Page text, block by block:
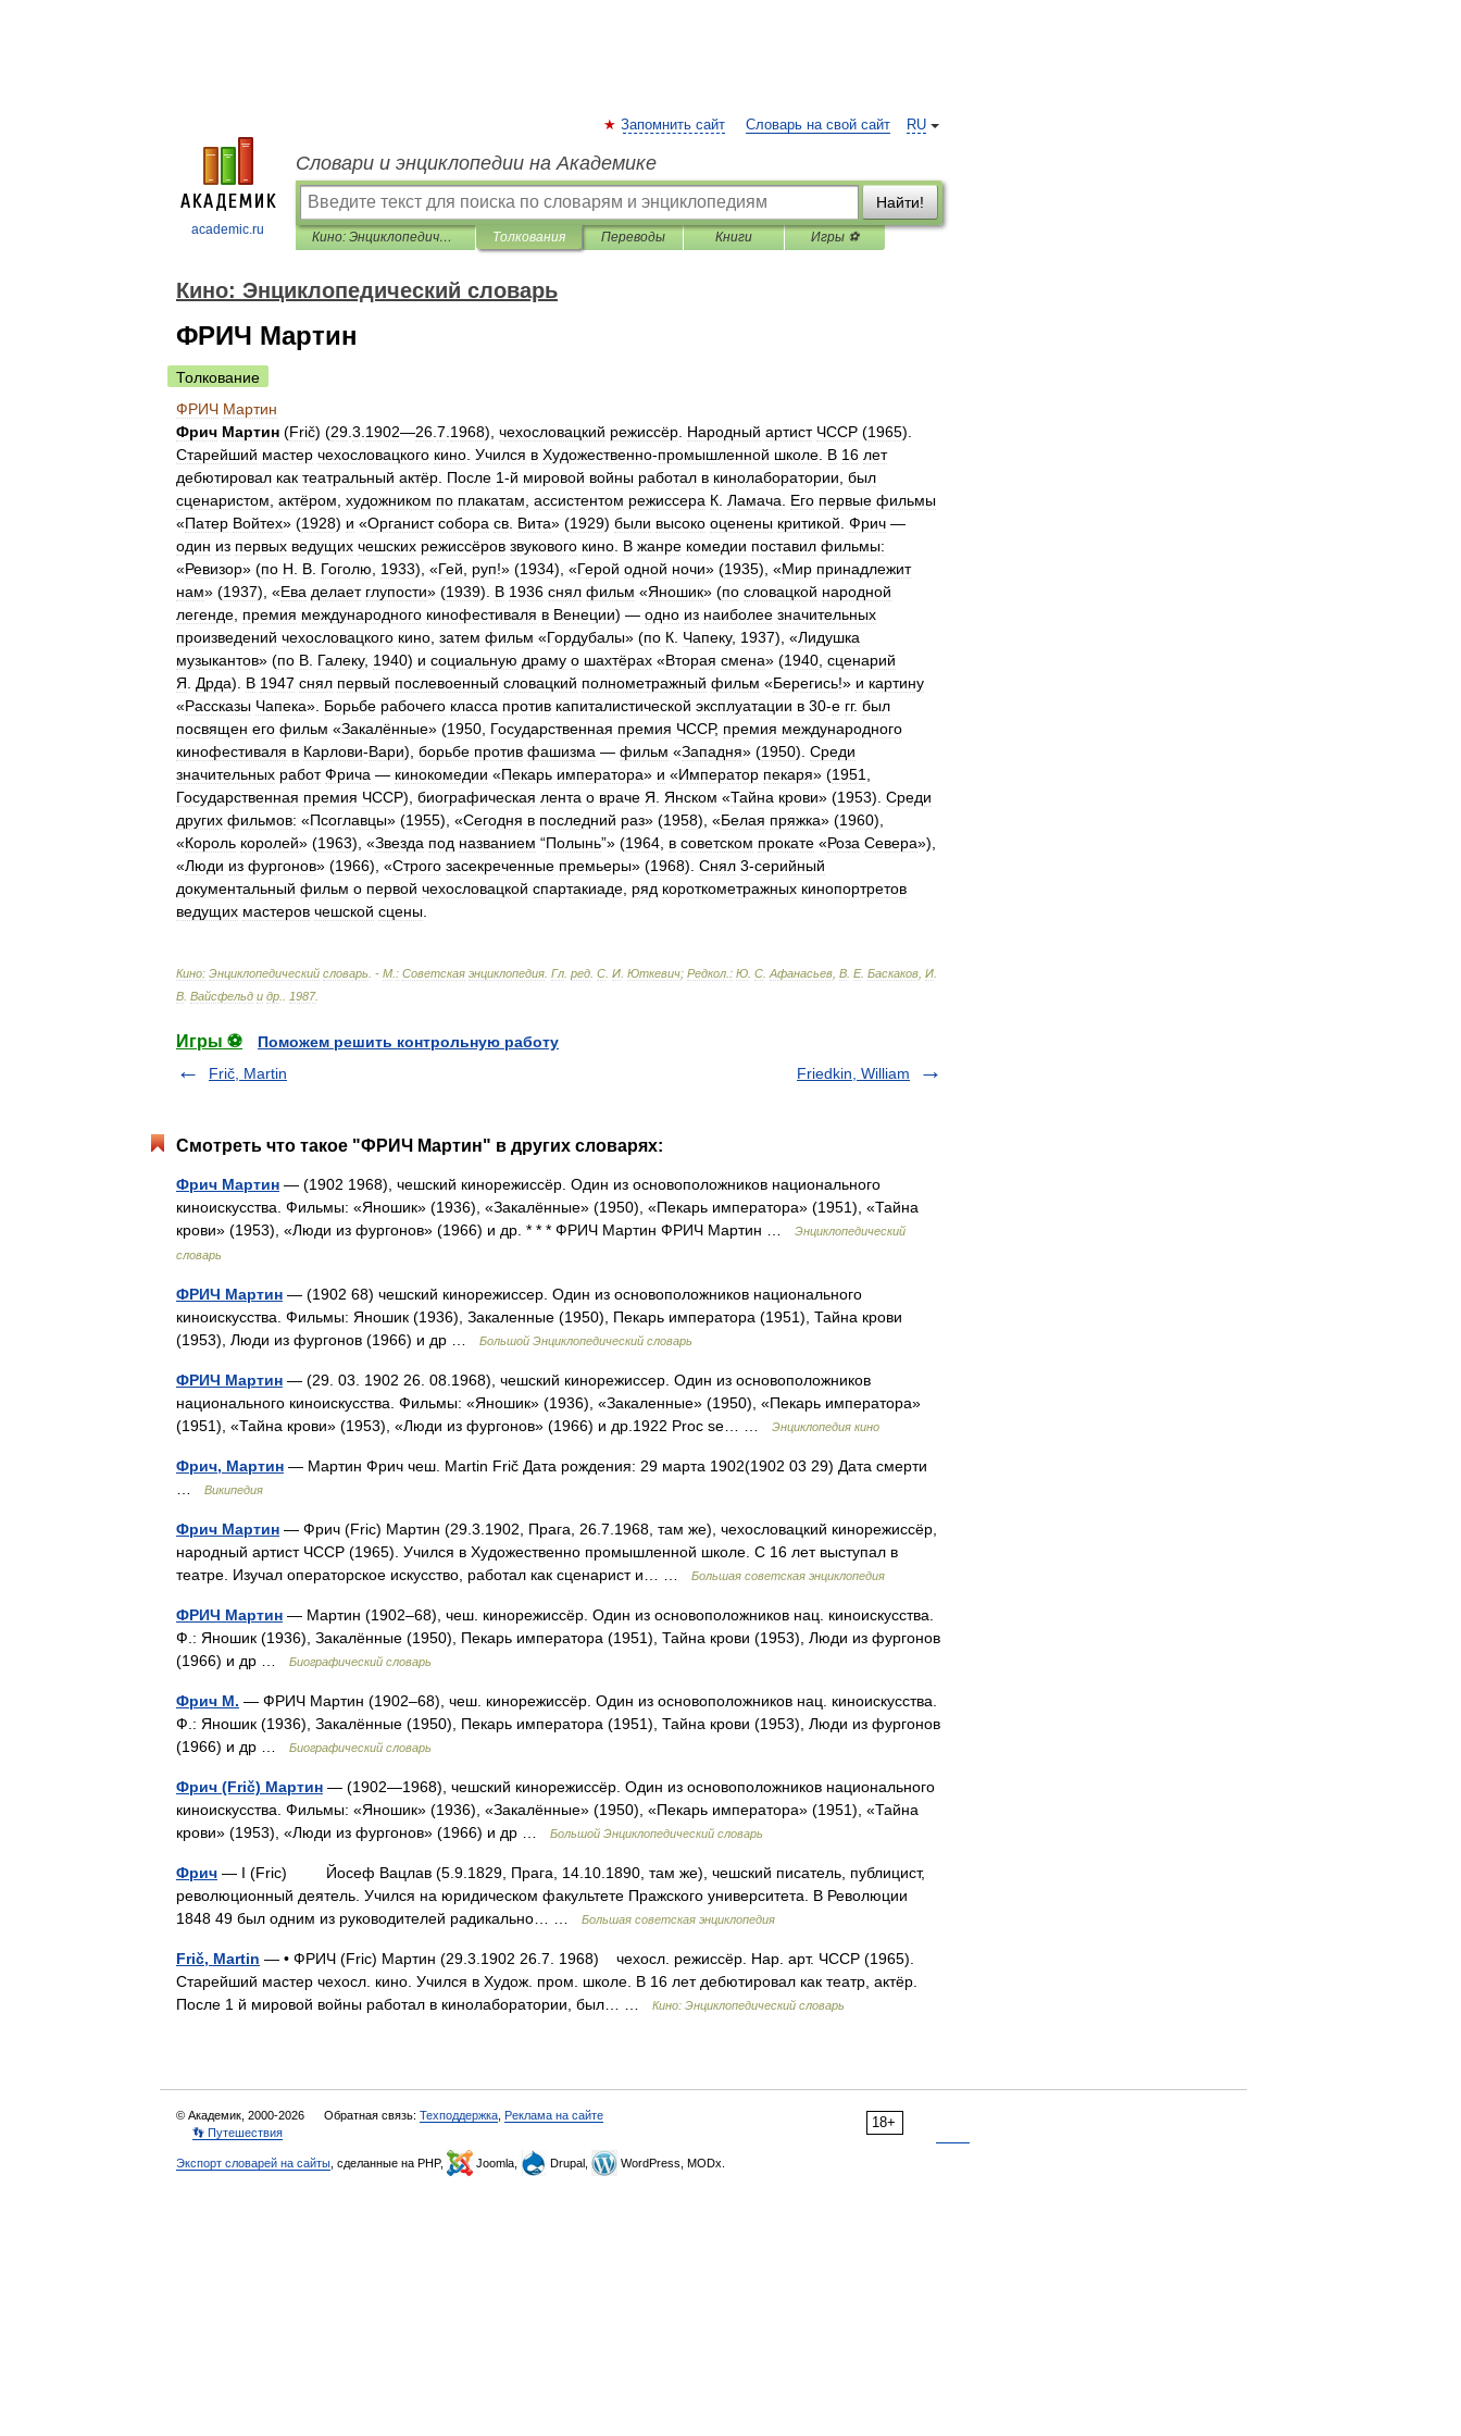
academic.ru
RU
Запомнить сайт Словарь на свой сайт
Словари и энциклопедии на Академике
Найти!
Кино: Энциклопедический словарь Толкования Переводы Книги Игры ⚽
Кино: Энциклопедический словарь
ФРИЧ Мартин
Толкование
ФРИЧ Мартин
Фрич Мартин (Frič) (29 3 1902—26 7 1968), чехословацкий режиссёр Народный артист ЧССР (1965).
Старейший мастер чехословацкого кино Учился в Художественно-промышленной школе В 16 лет
дебютировал как театральный актёр После 1-й мировой войны работал в кинолаборатории был
сценаристом актёром художником по плакатам ассистентом режиссера К Ламача Его первые фильмы
«Патер Войтех» (1928) и «Органист собора св Вита» (1929) были высоко оценены критикой Фрич —
один из первых ведущих чешских режиссёров звукового кино В жанре комедии поставил фильмы:
«Ревизор» (по Н В Гоголю 1933), «Гей руп!» (1934), «Герой одной ночи» (1935), «Мир принадлежит
нам» (1937), «Ева делает глупости» (1939). В 1936 снял фильм «Яношик» (по словацкой народной
легенде премия международного кинофестиваля в Венеции) — одно из наиболее значительных
произведений чехословацкого кино затем фильм «Гордубалы» (по К Чапеку, 1937), «Лидушка
музыкантов» (по В Галеку, 1940) и социальную драму о шахтёрах «Вторая смена» (1940 сценарий
Я
Дрда). В 1947 снял первый послевоенный словацкий полнометражный фильм «Берегись!» и картину
«Рассказы Чапека». Борьбе рабочего класса против капиталистической эксплуатации в 30-е гг. был
посвящен его фильм «Закалённые» (1950 Государственная премия ЧССР, премия международного
кинофестиваля в Карлови-Вари), борьбе против фашизма — фильм «Западня» (1950). Среди
значительных работ Фрича — кинокомедии «Пекарь императора» и «Император пекаря» (1951
Государственная премия ЧССР), биографическая лента о враче Я Янском «Тайна крови» (1953). Среди
других фильмов: «Псоглавцы» (1955), «Сегодня в последний раз» (1958), «Белая пряжка» (1960),
«Король королей» (1963), «Звезда под названием “Полынь”» (1964 в советском прокате «Роза Севера»),
«Люди из фургонов» (1966), «Строго засекреченные премьеры» (1968). Снял 3-серийный
документальный фильм о первой чехословацкой спартакиаде ряд короткометражных кинопортретов
ведущих мастеров чешской сцены
Кино: Энциклопедический словарь . - М : Советская энциклопедия Гл ред С И Юткевич; Редкол : Ю С Афанасьев В Е. Баскаков И
В Вайсфельд и др 1987.
Игры ⚽
Поможем решить контрольную работу
Frič, Martin
Friedkin, William
Смотреть что такое "ФРИЧ Мартин" в других словарях:
Фрич Мартин — (1902 1968), чешский кинорежиссёр. Один из основоположников национального
киноискусства. Фильмы: «Яношик» (1936), «Закалённые» (1950), «Пекарь императора» (1951), «Тайна
крови» (1953), «Люди из фургонов» (1966) и др. * * * ФРИЧ Мартин ФРИЧ Мартин …
Энциклопедический
словарь
ФРИЧ Мартин — (1902 68) чешский кинорежиссер. Один из основоположников национального
киноискусства. Фильмы: Яношик (1936), Закаленные (1950), Пекарь императора (1951), Тайна крови
(1953), Люди из фургонов (1966) и др …
Большой Энциклопедический словарь
ФРИЧ Мартин — (29. 03. 1902 26. 08.1968), чешский кинорежиссер. Один из основоположников
национального киноискусства. Фильмы: «Яношик» (1936), «Закаленные» (1950), «Пекарь императора»
(1951), «Тайна крови» (1953), «Люди из фургонов» (1966) и др.1922 Proc se… …
Энциклопедия кино
Фрич, Мартин — Мартин Фрич чеш. Martin Frič Дата рождения: 29 марта 1902(1902 03 29) Дата смерти
Википедия
Фрич Мартин — Фрич (Fric) Мартин (29.3.1902, Прага, 26.7.1968, там же), чехословацкий кинорежиссёр,
народный артист ЧССР (1965). Учился в Художественно промышленной школе. С 16 лет выступал в
театре. Изучал операторское искусство, работал как сценарист и… …
Большая советская энциклопедия
ФРИЧ Мартин — Мартин (1902–68), чеш. кинорежиссёр. Один из основоположников нац. киноискусства.
Ф.: Яношик (1936), Закалённые (1950), Пекарь императора (1951), Тайна крови (1953), Люди из фургонов
(1966) и др …
Биографический словарь
Фрич М. — ФРИЧ Мартин (1902–68), чеш. кинорежиссёр. Один из основоположников нац. киноискусства.
Ф.: Яношик (1936), Закалённые (1950), Пекарь императора (1951), Тайна крови (1953), Люди из фургонов
(1966) и др …
Биографический словарь
Фрич (Frič) Мартин — (1902—1968), чешский кинорежиссёр. Один из основоположников национального
киноискусства. Фильмы: «Яношик» (1936), «Закалённые» (1950), «Пекарь императора» (1951), «Тайна
крови» (1953), «Люди из фургонов» (1966) и др …
Большой Энциклопедический словарь
Фрич — I (Fric) Йосеф Вацлав (5.9.1829, Прага, 14.10.1890, там же), чешский писатель, публицист,
революционный деятель. Учился на юридическом факультете Пражского университета. В Революции
1848 49 был одним из руководителей радикально… …
Большая советская энциклопедия
Frič, Martin — • ФРИЧ (Fric) Мартин (29.3.1902 26.7. 1968) чехосл. режиссёр. Нар. арт. ЧССР (1965).
Старейший мастер чехосл. кино. Учился в Худож. пром. школе. В 16 лет дебютировал как театр, актёр.
После 1 й мировой войны работал в кинолаборатории, был… …
Кино: Энциклопедический словарь
18+
© Академик, 2000-2026 Обратная связь: Техподдержка Реклама на сайте
👣 Путешествия
Экспорт словарей на сайты , сделанные на PHP, Joomla, Drupal, WordPress, MODx.